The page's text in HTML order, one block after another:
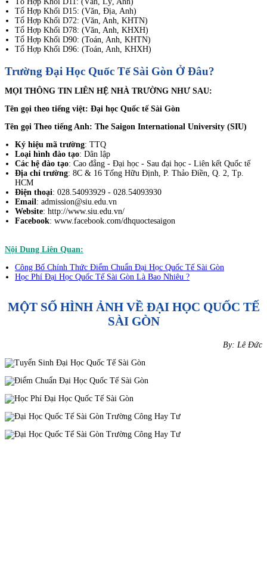
Tổ Hợp Khối D15: (Văn, Địa, Anh)
Tổ Hợp Khối D72: (Văn, Anh, KHTN)
Tổ Hợp Khối D78: (Văn, Anh, KHXH)
Tổ Hợp Khối D90: (Toán, Anh, KHTN)
Tổ Hợp Khối D96: (Toán, Anh, KHXH)
Trường Đại Học Quốc Tế Sài Gòn Ở Đâu?
MỌI THÔNG TIN LIÊN HỆ NHÀ TRƯỜNG NHƯ SAU:
Tên gọi theo tiếng việt: Đại học Quốc tế Sài Gòn
Tên gọi Theo tiếng Anh: The Saigon International University (SIU)
Ký hiệu mã trường: TTQ
Loại hình đào tạo: Dân lập
Các hệ đào tạo: Cao đẳng - Đại học - Sau đại học - Liên kết Quốc tế
Địa chỉ trường: 8C & 16 Tống Hữu Định, P. Thảo Điền, Q. 2, Tp.
HCM
Điện thoại: 028.54093929 - 028.54093930
Email: admission@siu.edu.vn
Website: http://www.siu.edu.vn/
Facebook: www.facebook.com/dhquoctesaigon
Nội Dung Liên Quan:
Công Bố Chính Thức Điểm Chuẩn Đại Học Quốc Tế Sài Gòn
Học Phí Đại Học Quốc Tế Sài Gòn Là Bao Nhiêu ?
MỘT SỐ HÌNH ẢNH VỀ ĐẠI HỌC QUỐC TẾ
SÀI GÒN
By: Lê Đức